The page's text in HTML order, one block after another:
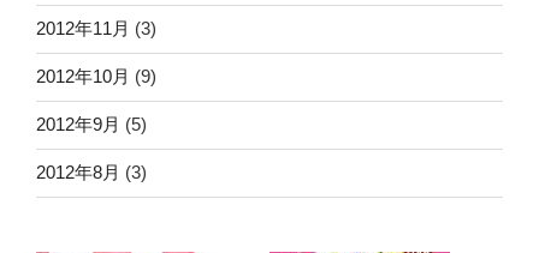
2012年11月 (3)
2012年10月 (9)
2012年9月 (5)
2012年8月 (3)